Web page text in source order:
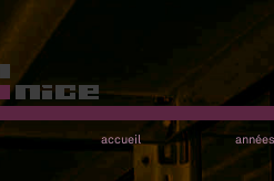
accueil années